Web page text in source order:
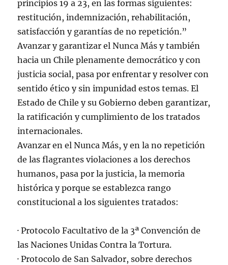
principios 19 a 23, en las formas siguientes:
restitución, indemnización, rehabilitación,
satisfacción y garantías de no repetición.”
Avanzar y garantizar el Nunca Más y también
hacia un Chile plenamente democrático y con
justicia social, pasa por enfrentar y resolver con
sentido ético y sin impunidad estos temas. El
Estado de Chile y su Gobierno deben garantizar,
la ratificación y cumplimiento de los tratados
internacionales.
Avanzar en el Nunca Más, y en la no repetición
de las flagrantes violaciones a los derechos
humanos, pasa por la justicia, la memoria
histórica y porque se establezca rango
constitucional a los siguientes tratados:
· Protocolo Facultativo de la 3ª Convención de
las Naciones Unidas Contra la Tortura.
· Protocolo de San Salvador, sobre derechos